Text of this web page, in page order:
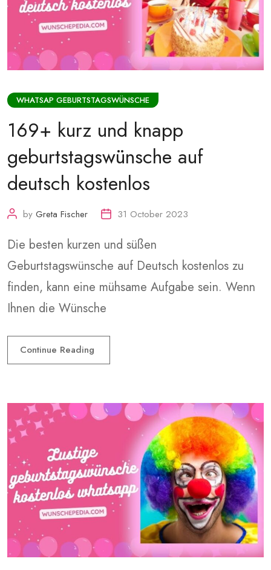
WHATSAP GEBURTSTAGSWÜNSCHE
169+ kurz und knapp
geburtstagswünsche auf
deutsch kostenlos
by Greta Fischer 31 October 2023
Die besten kurzen und süßen
Geburtstagswünsche auf Deutsch kostenlos zu
finden, kann eine mühsame Aufgabe sein. Wenn
Ihnen die Wünsche
Continue Reading